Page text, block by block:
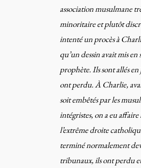
association musulmane
minoritaire et plutôt
intenté un procès à
qu’un dessin avait mis en
prophète. Ils sont allés en
ont perdu. À Charlie,
soit embêtés par les
intégristes, on a eu affaire
l’extrême droite
terminé normalement
tribunaux, ils ont perdu